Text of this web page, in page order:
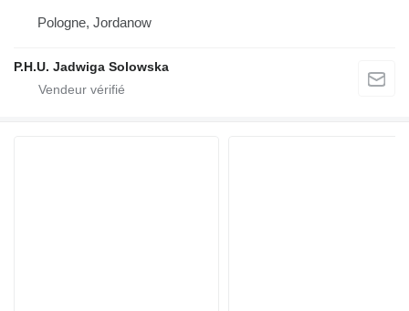
Pologne, Jordanow
P.H.U. Jadwiga Solowska